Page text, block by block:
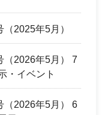
2025年5月）
（2026年5月） 7
・イベント
（2026年5月） 6